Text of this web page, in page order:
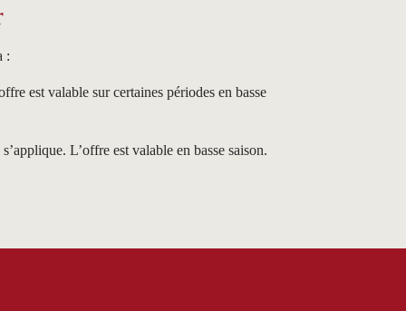
:
est valable sur certaines périodes en basse
L’offre est valable en basse saison.